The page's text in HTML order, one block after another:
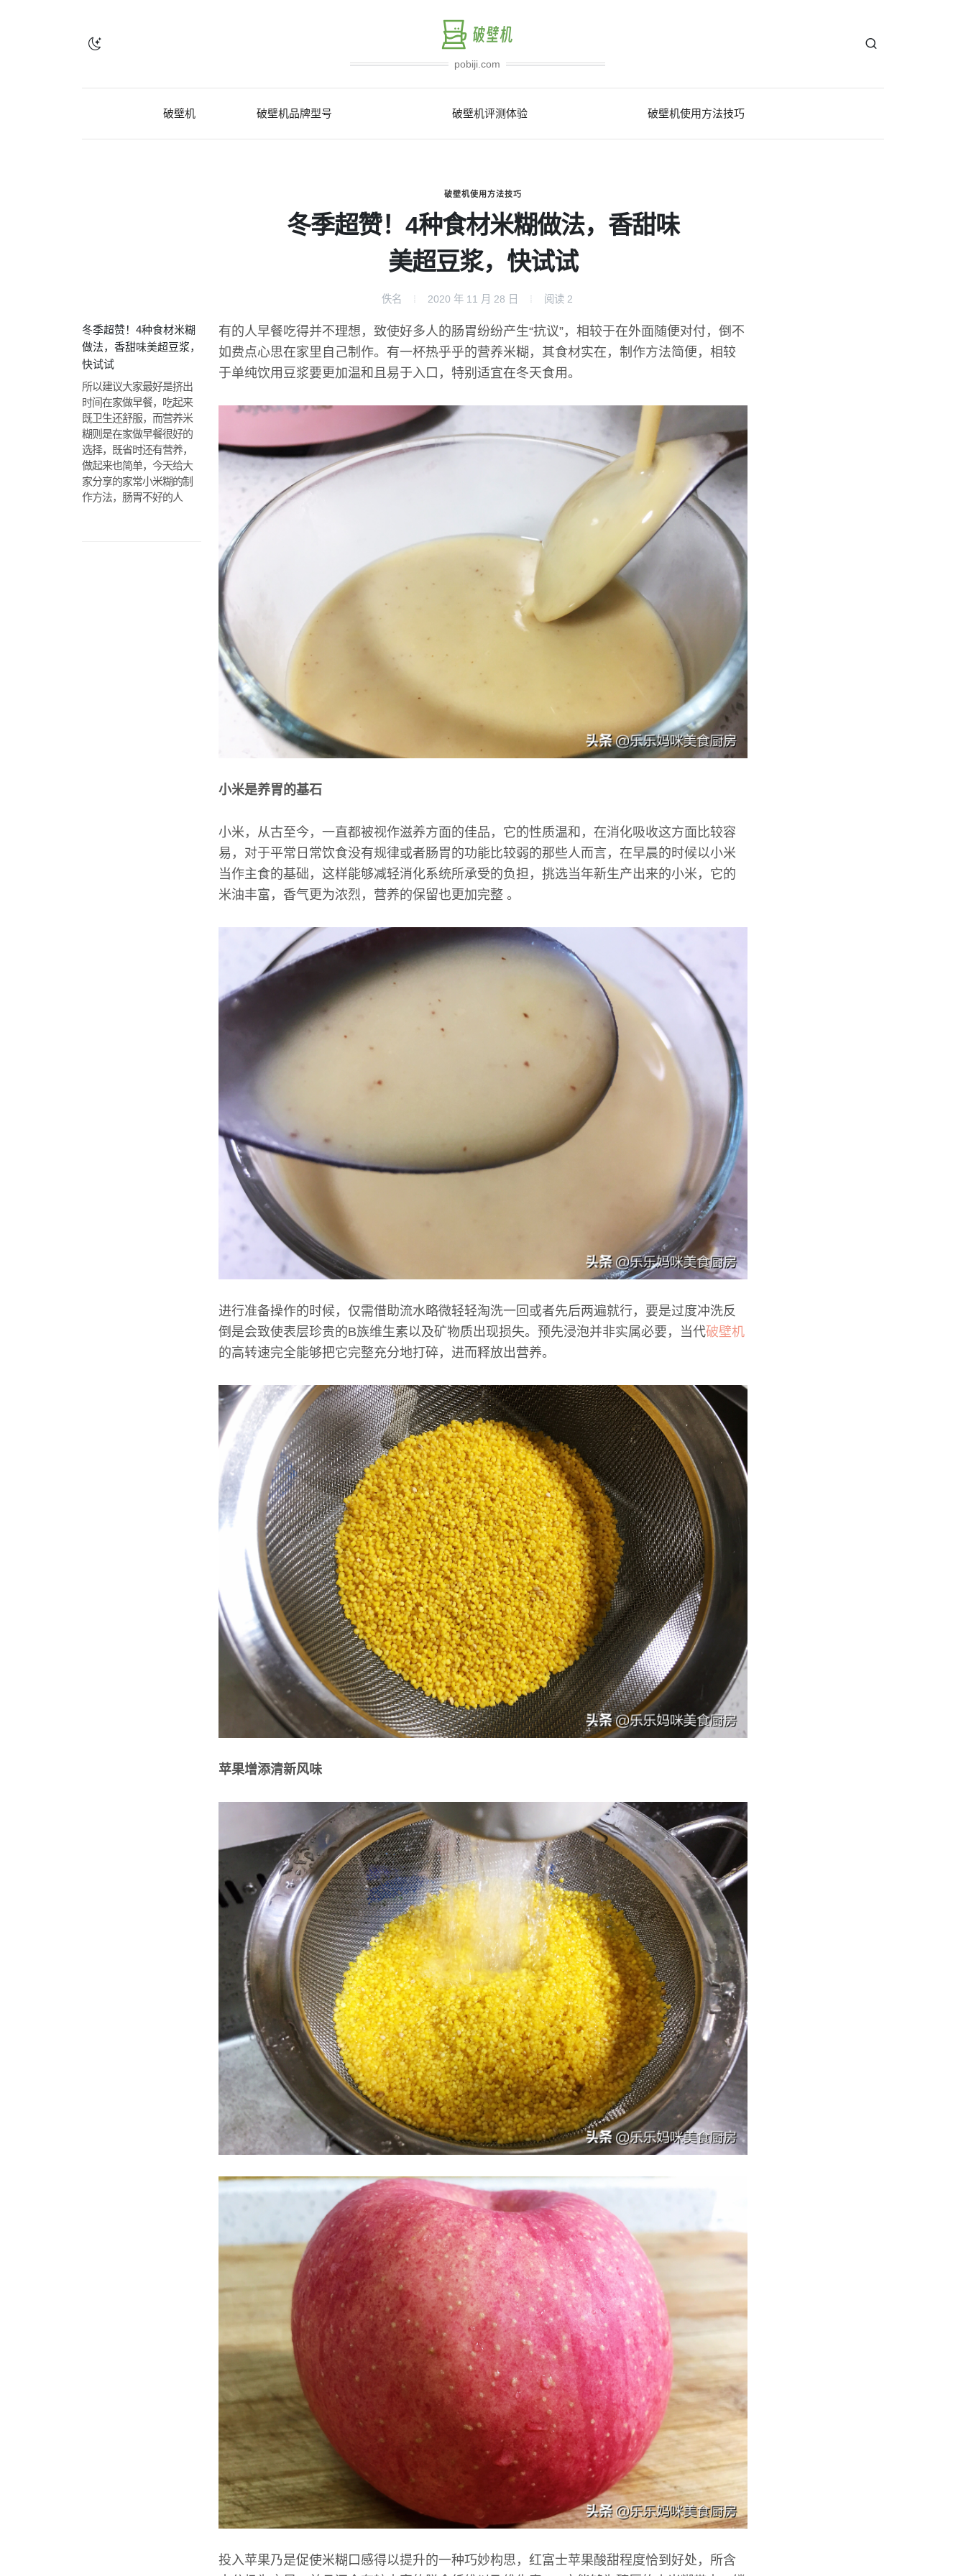
pobiji.com
破壁机 破壁机品牌型号 破壁机评测体验 破壁机使用方法技巧
破壁机使用方法技巧
冬季超赞！4种食材米糊做法，香甜味
美超豆浆，快试试
佚名 2020 年 11 月 28 日 阅读 2
冬季超赞！4种食材米糊
做法，香甜味美超豆浆，
快试试
所以建议大家最好是挤出
时间在家做早餐，吃起来
既卫生还舒服，而营养米
糊则是在家做早餐很好的
选择，既省时还有营养，
做起来也简单，今天给大
家分享的家常小米糊的制
作方法，肠胃不好的人
有的人早餐吃得并不理想，致使好多人的肠胃纷纷产生“抗议”，相较于在外面随便对付，倒不
如费点心思在家里自己制作。有一杯热乎乎的营养米糊，其食材实在，制作方法简便，相较
于单纯饮用豆浆要更加温和且易于入口，特别适宜在冬天食用。
小米是养胃的基石
小米，从古至今，一直都被视作滋养方面的佳品，它的性质温和，在消化吸收这方面比较容
易，对于平常日常饮食没有规律或者肠胃的功能比较弱的那些人而言，在早晨的时候以小米
当作主食的基础，这样能够减轻消化系统所承受的负担，挑选当年新生产出来的小米，它的
米油丰富，香气更为浓烈，营养的保留也更加完整 。
进行准备操作的时候，仅需借助流水略微轻轻淘洗一回或者先后两遍就行，要是过度冲洗反
倒是会致使表层珍贵的B族维生素以及矿物质出现损失。预先浸泡并非实属必要，当代破壁机
的高转速完全能够把它完整充分地打碎，进而释放出营养。
苹果增添清新风味
投入苹果乃是促使米糊口感得以提升的一种巧妙构思，红富士苹果酸甜程度恰到好处，所含